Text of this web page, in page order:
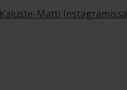
Kaluste-Matti Instagramissa